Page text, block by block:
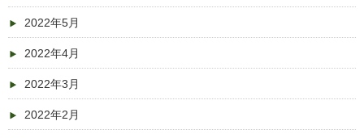
2022年5月
2022年4月
2022年3月
2022年2月